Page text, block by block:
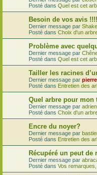
Posté dans Quel est cet
Besoin de vos avis !!!!
Dernier message par
Posté dans Choix d'un
Problème avec
Dernier message par
Posté dans Quel est cet
Tailler les racines
Dernier message par
Posté dans Entretien des
Quel arbre pour mon
Dernier message par
Posté dans Choix d'un
Encre du noyer?
Dernier message par
Posté dans Entretien des
Récupéré un peut
Dernier message par
Posté dans Vos